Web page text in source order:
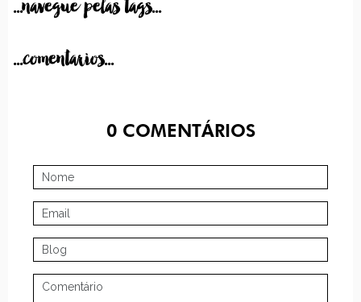
...navegue pelas tags...
...comentarios...
0COMENTÁRIOS